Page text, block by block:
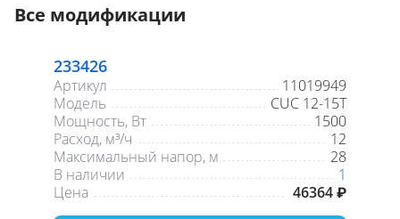
Все модификации
233426
Артикул
11019949
Модель
CUC 12-15T
Мощность, Вт
1500
Расход, м³/ч
12
Максимальный напор, м
28
В наличии
1
Цена
46364 ₽